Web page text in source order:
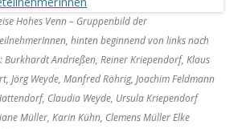
Hohes Venn – Gruppenbild der
hinten beginnend von links nach
Burkhardt Andrießen, Reiner Kriependorf, Klaus
Jörg Weyde, Manfred Röhrig, Joachim Feldmann
Claudia Weyde, Ursula Kriependorf
Müller, Karin Kühn, Clemens Müller Elke